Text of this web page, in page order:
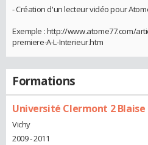
- Création d'un lecteur vidéo pour
Exemple : http://www.atome77.com/
premiere-A-L-Interieur.htm
Formations
Université Clermont 2 Blaise
Vichy
2009 - 2011